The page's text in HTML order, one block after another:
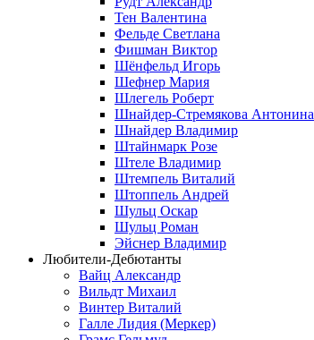
Тен Валентина
Фельде Светлана
Фишман Виктор
Шёнфельд Игорь
Шефнер Мария
Шлегель Роберт
Шнайдер-Стремякова Антонина
Шнайдер Владимир
Штайнмарк Розe
Штеле Владимир
Штемпель Виталий
Штоппель Андрей
Шульц Оскар
Шульц Роман
Эйснер Владимир
Любители-Дебютанты
Вайц Александр
Вильдт Михаил
Винтер Виталий
Галле Лидия (Меркер)